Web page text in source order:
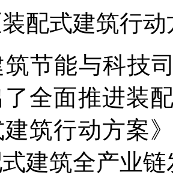
配式建筑行
节能与科技
全面推进装
建筑行动方案
建筑全产业